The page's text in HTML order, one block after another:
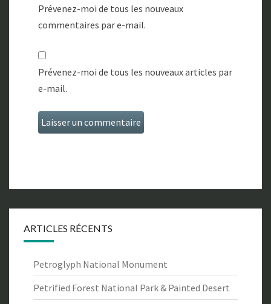
Prévenez-moi de tous les nouveaux
commentaires par e-mail.
Prévenez-moi de tous les nouveaux articles par
e-mail.
ARTICLES RÉCENTS
Petroglyph National Monument
Petrified Forest National Park & Painted Desert